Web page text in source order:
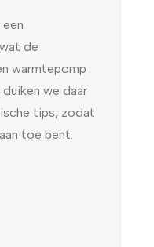
de
warmtepomp
we daar
tips, zodat
toe bent.